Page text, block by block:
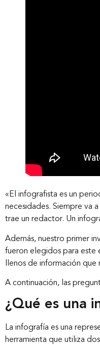
«El infografista es un
necesidades. Siempre va
trae un redactor. Un
Además, nuestro primer
fueron elegidos para este
llenos de información
A continuación, las
¿Qué es una
La infografía es una
herramienta que utiliza